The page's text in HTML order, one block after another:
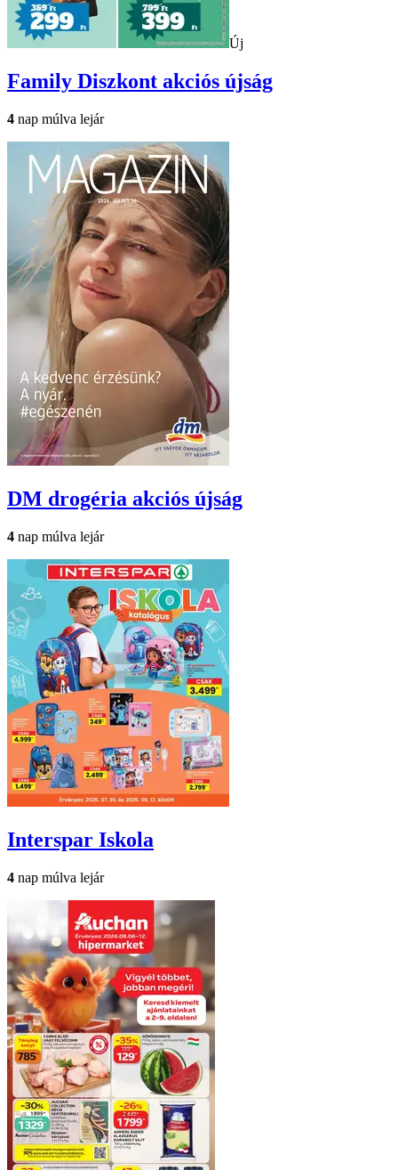
Új
Family Diszkont akciós újság
4 nap múlva lejár
DM drogéria akciós újság
4 nap múlva lejár
Interspar Iskola
4 nap múlva lejár